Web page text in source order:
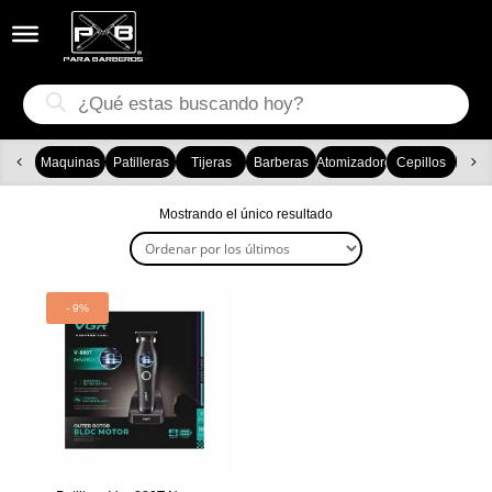
Búsqueda
de
productos
Maquinas Patilleras Tijeras Barberas AtomizadoresCepillos
Mostrando el único resultado
- 9%